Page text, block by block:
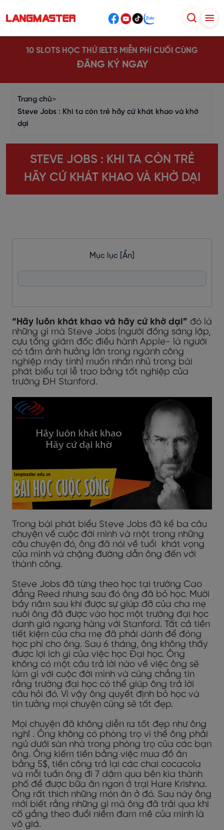
10 SLOTS HỌC THỬ IELTS MIỄN PHÍ CUỐI CÙNG
ĐĂNG KÝ NGAY
Trang chủ>
Steve Jobs : Khi ta còn trẻ hãy cứ khát khao và khờ
dại
STEVE JOBS : KHI TA CÒN TRẺ
HÃY CỨ KHÁT KHAO VÀ KHỜ DẠI
Mục lục [Ẩn]
“Hãy luôn khát khao và hãy cứ khờ dại” đó là
những gì mà Steve Jobs (người đồng sáng lập,
cựu tổng giám đốc điều hành Apple- là người
có tầm ảnh hưởng lớn trong ngành công
nghiệp máy tính) muốn nhắn nhủ trong bài
phát biểu tại lễ trao bằng tốt nghiệp của
trường ĐH Stanford.
Trong bài phát biểu Steve Jobs đã kể ba câu
chuyện về cuộc đời mình và một trong những
câu chuyện đó, ông đã nói về tuổi khát vọng
của mình và chặng đường dẫn ông đến với
thành công.
Steve Jobs đã từng theo học tại trường Cao
đẳng Reed nhưng sau đó ông đã bỏ học. Mười
bảy năm sau khi được sự giúp đỡ của cha mẹ
nuôi ông đã được vào học một trường đại học
danh giá ngang hàng với Stanford. Tất cả tiền
tiết kiệm của cha mẹ đã phải dành để đóng
học phí cho ông. Sau 6 tháng, ông không thấy
được lợi ích gì của việc học Đại học. Ông
không có một câu trả lời nào về việc ông sẽ
làm gì với cuộc đời mình và cũng chẳng tin
rằng trường đại học có thể giúp ông trả lời
câu hỏi đó. Vì vậy ông quyết định bỏ học và
tin tưởng mọi chuyện cũng sẽ tốt đẹp.
Mọi chuyện đã không diễn ra tốt đẹp như ông
nghĩ . Ông không có phòng trọ vì thế ông phải
ngủ dưới sàn nhà trong phòng trọ của các bạn
ông. Ông kiếm tiền bằng việc mua đồ ăn
bằng 5$, tiền công trả lại các chai cocacola
và mỗi tuần ông đi 7 dặm qua bên kia thành
phố để được bữa ăn ngon ở trại Hare Krishna.
Ông rất thich những món ăn ở đó. Sau này ông
mới biết rằng những gì mà ông đã trải qua khi
cố gắng theo đuổi niềm đam mê của mình là
vô giá.